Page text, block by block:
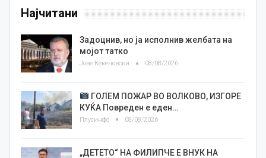
Најчитани
Задоцнив, но ја исполнив желбата на
мојот татко
Јове Кекеновски 08/08/2026
ГОЛЕМ ПОЖАР ВО ВОЛКОВО, ИЗГОРЕ
КУЌА Повреден е еден…
Плусинфо 08/08/2026
„ДЕТЕТО“ НА ФИЛИПЧЕ Е ВНУК НА